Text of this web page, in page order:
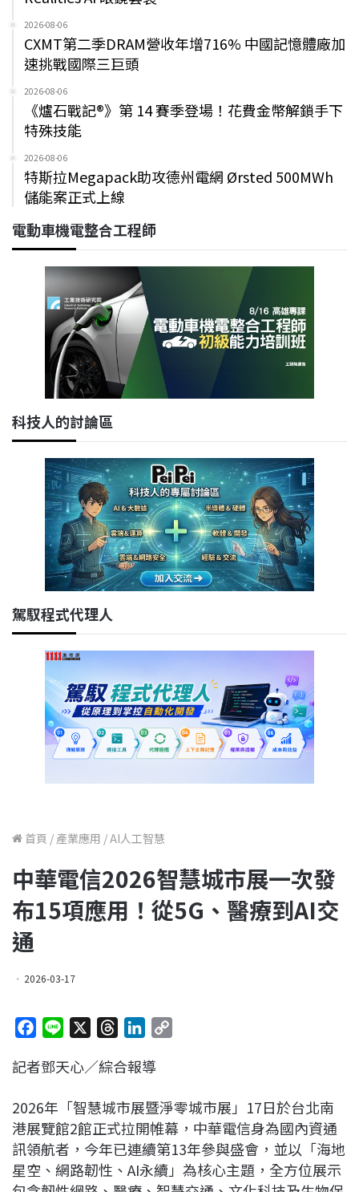
2026-08-06
CXMT第二季DRAM營收年增716% 中國記憶體廠加
速挑戰國際三巨頭
2026-08-06
《爐石戰記®》第 14 賽季登場！花費金幣解鎖手下
特殊技能
2026-08-06
特斯拉Megapack助攻德州電網 Ørsted 500MWh
儲能案正式上線
電動車機電整合工程師
科技人的討論區
駕馭程式代理人